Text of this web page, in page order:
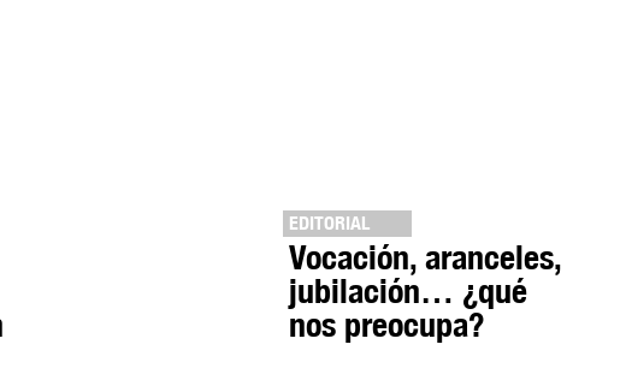
EDITORIAL
Vocación, aranceles,
jubilación… ¿qué
nos preocupa?